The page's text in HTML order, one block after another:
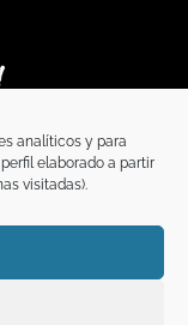
analíticos y para
elaborado a partir
visitadas).